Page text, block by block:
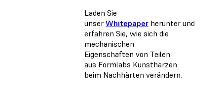
Laden Sie
unser Whitepaper herunter und
erfahren Sie, wie sich die
mechanischen
Eigenschaften von Teilen
aus Formlabs Kunstharzen
beim Nachhärten verändern.